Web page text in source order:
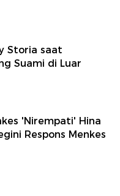
Storia saat
Suami di Luar
'Nirempati' Hina
Respons Menkes